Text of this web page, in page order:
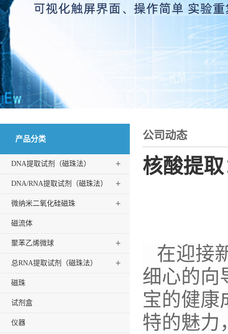
产品分类
DNA提取试剂（磁珠法） +
DNA/RNA提取试剂（磁珠法） +
微纳米二氧化硅磁珠 +
磁流体
聚苯乙烯微球 +
总RNA提取试剂（磁珠法） +
磁珠
试剂盒
仪器
公司动态
核酸提
在迎接
细心的向
宝的健康
特的魅力